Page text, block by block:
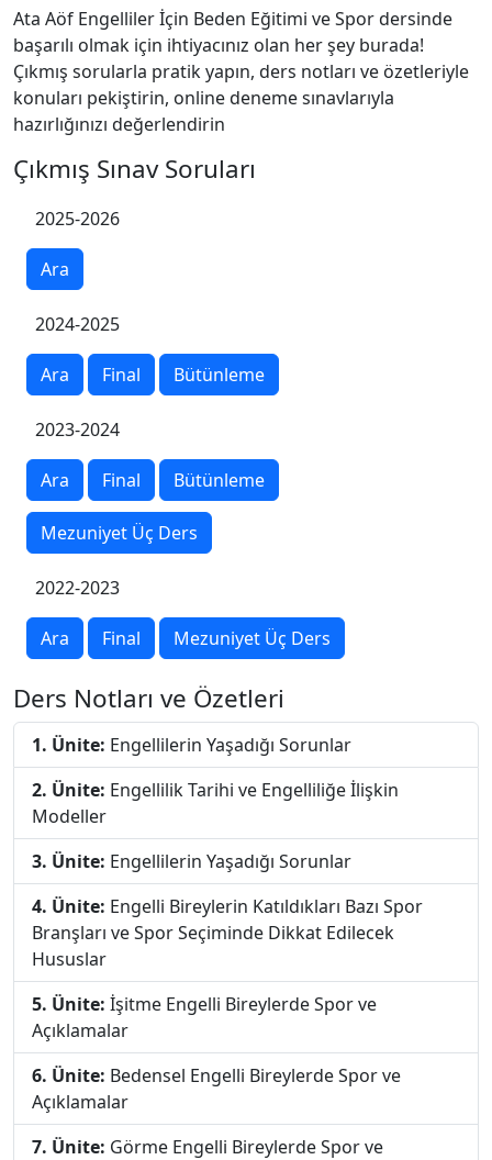
Ata Aöf Engelliler İçin Beden Eğitimi ve Spor dersinde
başarılı olmak için ihtiyacınız olan her şey burada!
Çıkmış sorularla pratik yapın, ders notları ve özetleriyle
konuları pekiştirin, online deneme sınavlarıyla
hazırlığınızı değerlendirin
Çıkmış Sınav Soruları
2025-2026
Ara
2024-2025
Ara Final Bütünleme
2023-2024
Ara Final Bütünleme
Mezuniyet Üç Ders
2022-2023
Ara Final Mezuniyet Üç Ders
Ders Notları ve Özetleri
1. Ünite: Engellilerin Yaşadığı Sorunlar
2. Ünite: Engellilik Tarihi ve Engelliliğe İlişkin
Modeller
3. Ünite: Engellilerin Yaşadığı Sorunlar
4. Ünite: Engelli Bireylerin Katıldıkları Bazı Spor
Branşları ve Spor Seçiminde Dikkat Edilecek
Hususlar
5. Ünite: İşitme Engelli Bireylerde Spor ve
Açıklamalar
6. Ünite: Bedensel Engelli Bireylerde Spor ve
Açıklamalar
7. Ünite: Görme Engelli Bireylerde Spor ve